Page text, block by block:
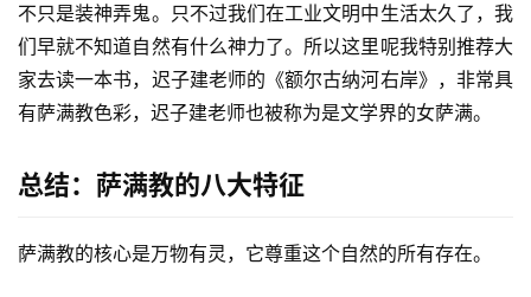
不只是装神弄鬼。只不过我们在工业文明中生活太久了，我
们早就不知道自然有什么神力了。所以这里呢我特别推荐大
家去读一本书，迟子建老师的《额尔古纳河右岸》，非常具
有萨满教色彩，迟子建老师也被称为是文学界的女萨满。
总结：萨满教的八大特征
萨满教的核心是万物有灵，它尊重这个自然的所有存在。